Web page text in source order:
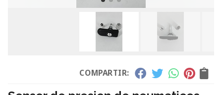
COMPARTIR: